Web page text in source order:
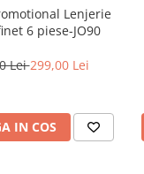
Lenjerie
6 piese-JO90
Lei299,00 Lei
IN COS